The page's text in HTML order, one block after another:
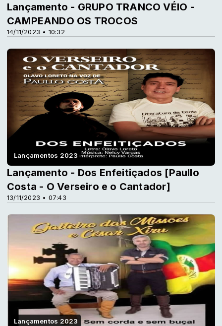
14/11/2023 • 10:32
Lançamento - GRUPO TRANCO VÉIO -
CAMPEANDO OS TROCOS
Lançamentos 2023
13/11/2023 • 07:43
Lançamento - Dos Enfeitiçados [Paullo
Costa - O Verseiro e o Cantador]
Lançamentos 2023